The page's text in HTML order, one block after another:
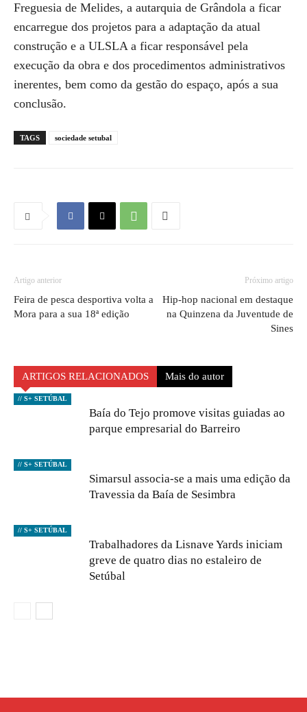
Freguesia de Melides, a autarquia de Grândola a ficar
encarregue dos projetos para a adaptação da atual
construção e a ULSLA a ficar responsável pela
execução da obra e dos procedimentos administrativos
inerentes, bem como da gestão do espaço, após a sua
conclusão.
TAGS sociedade setubal
Artigo anterior
Feira de pesca desportiva volta a
Mora para a sua 18ª edição
Próximo artigo
Hip-hop nacional em destaque
na Quinzena da Juventude de
Sines
ARTIGOS RELACIONADOS Mais do autor
// S+ SETÚBAL
Baía do Tejo promove visitas guiadas ao
parque empresarial do Barreiro
// S+ SETÚBAL
Simarsul associa-se a mais uma edição da
Travessia da Baía de Sesimbra
// S+ SETÚBAL
Trabalhadores da Lisnave Yards iniciam
greve de quatro dias no estaleiro de
Setúbal